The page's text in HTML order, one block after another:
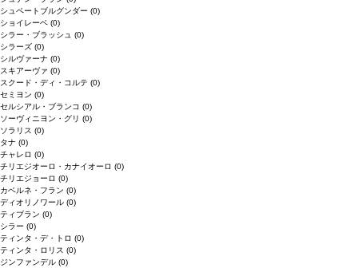
シュペートブルグンダー (0)
ショイレーベ (0)
シラー・ブラッシュ (0)
シラーズ (0)
シルヴァーナ (0)
スキアーヴァ (0)
スクード・ディ・コルテ (0)
セミヨン (0)
セルシアル・ブランコ (0)
ソーヴィニヨン・グリ (0)
ソラリス (0)
タナ (0)
チャレロ (0)
チリエジオーロ・カナイオーロ (0)
チリエジョーロ (0)
カベルネ・フラン (0)
ディオリノワール (0)
ティブラン (0)
シラー (0)
ティンタ・デ・トロ (0)
ティンタ・ロリス (0)
ジンファンデル (0)